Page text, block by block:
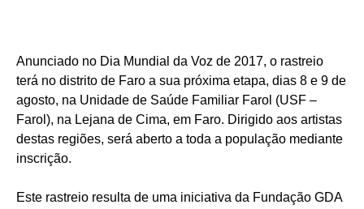
Anunciado no Dia Mundial da Voz de 2017, o rastreio
terá no distrito de Faro a sua próxima etapa, dias 8 e 9 de
agosto, na Unidade de Saúde Familiar Farol (USF –
Farol), na Lejana de Cima, em Faro. Dirigido aos artistas
destas regiões, será aberto a toda a população mediante
inscrição.
Este rastreio resulta de uma iniciativa da Fundação GDA